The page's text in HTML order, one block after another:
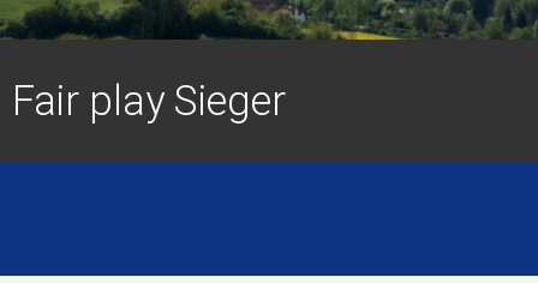
Fair play Sieger